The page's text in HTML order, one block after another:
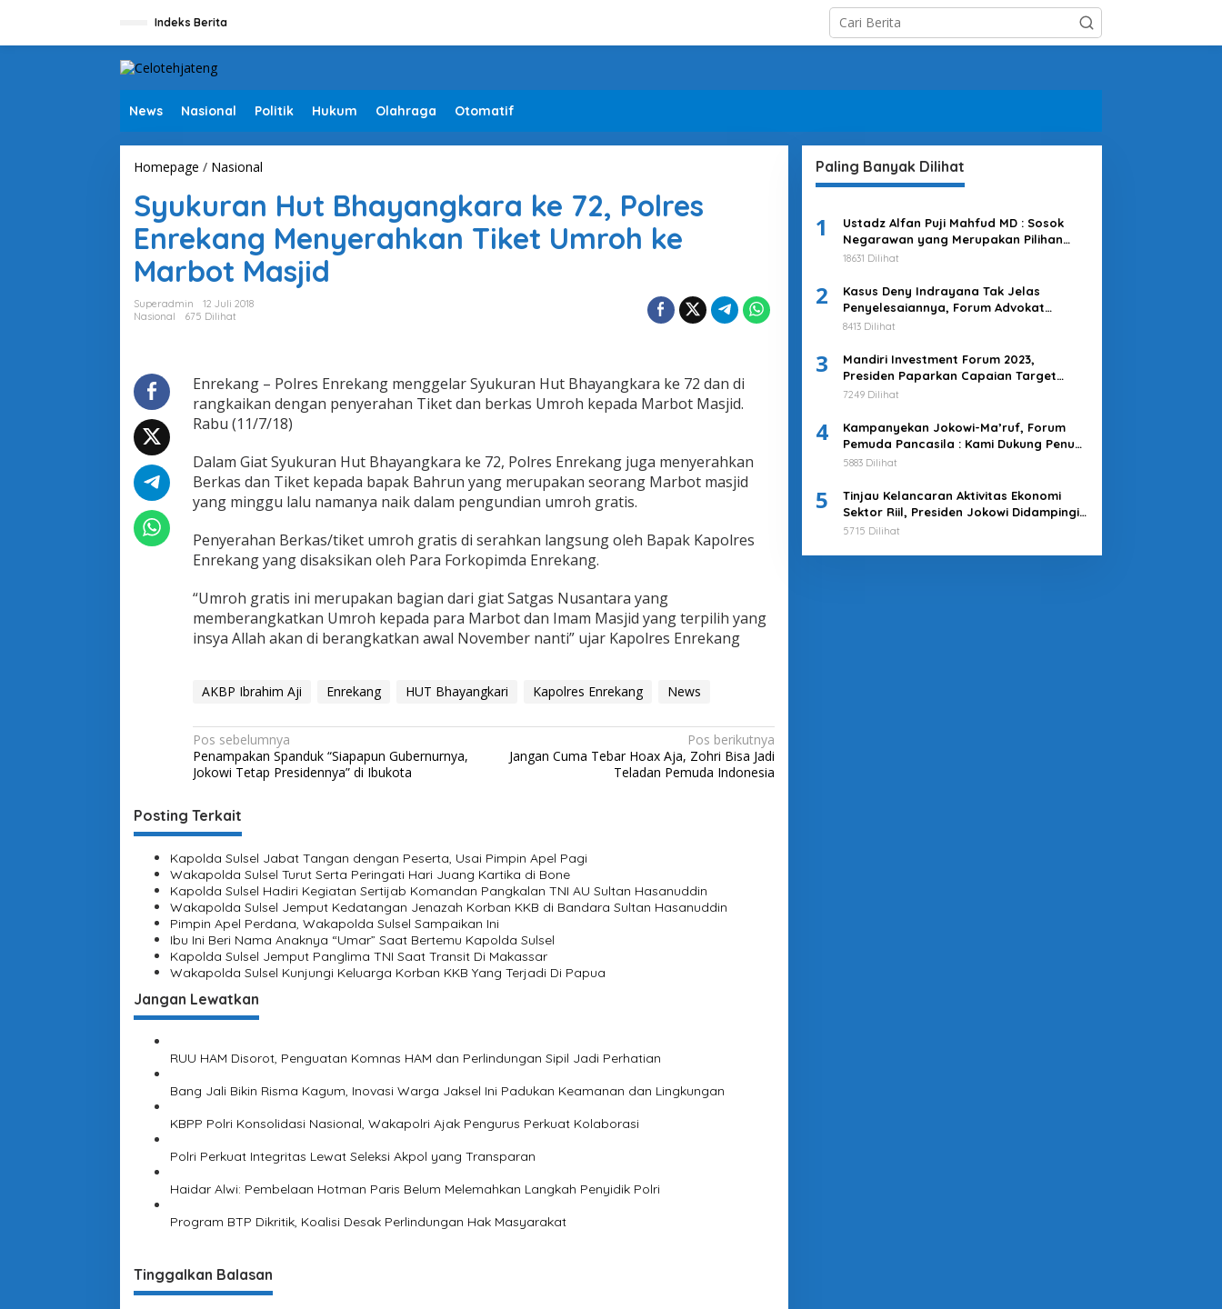
Indeks Berita
News Nasional Politik Hukum Olahraga Otomatif
Homepage / Nasional
u
k
u
r
a
n
a
n
k
a
a
e
7
,
P
o
l
s
n
r
e
k
e
n
y
e
r
a
h
k
e
t
U
r
h
e
M
a
o
t
Syukuran Hut Bhayangkara ke 72, Polres
Enrekang Menyerahkan Tiket Umroh ke
Marbot Masjid
Superadmin
12 Juli 2018
Nasional
675 Dilihat
Enrekang – Polres Enrekang menggelar Syukuran Hut Bhayangkara ke 72 dan di
rangkaikan dengan penyerahan Tiket dan berkas Umroh kepada Marbot Masjid.
Rabu (11/7/18)
Dalam Giat Syukuran Hut Bhayangkara ke 72, Polres Enrekang juga menyerahkan
Berkas dan Tiket kepada bapak Bahrun yang merupakan seorang Marbot masjid
yang minggu lalu namanya naik dalam pengundian umroh gratis.
Penyerahan Berkas/tiket umroh gratis di serahkan langsung oleh Bapak Kapolres
Enrekang yang disaksikan oleh Para Forkopimda Enrekang.
“Umroh gratis ini merupakan bagian dari giat Satgas Nusantara yang
memberangkatkan Umroh kepada para Marbot dan Imam Masjid yang terpilih yang
insya Allah akan di berangkatkan awal November nanti” ujar Kapolres Enrekang
AKBP Ibrahim Aji Enrekang HUT Bhayangkari Kapolres Enrekang News
N
a
i
g
a
s
i
p
o
s
Pos sebelumnya
Penampakan Spanduk “Siapapun Gubernurnya,
Jokowi Tetap Presidennya” di Ibukota
Pos berikutnya
Jangan Cuma Tebar Hoax Aja, Zohri Bisa Jadi
Teladan Pemuda Indonesia
Posting Terkait
Kapolda Sulsel Jabat Tangan dengan Peserta, Usai Pimpin Apel Pagi
Wakapolda Sulsel Turut Serta Peringati Hari Juang Kartika di Bone
Kapolda Sulsel Hadiri Kegiatan Sertijab Komandan Pangkalan TNI AU Sultan Hasanuddin
Wakapolda Sulsel Jemput Kedatangan Jenazah Korban KKB di Bandara Sultan Hasanuddin
Pimpin Apel Perdana, Wakapolda Sulsel Sampaikan Ini
Ibu Ini Beri Nama Anaknya “Umar” Saat Bertemu Kapolda Sulsel
Kapolda Sulsel Jemput Panglima TNI Saat Transit Di Makassar
Wakapolda Sulsel Kunjungi Keluarga Korban KKB Yang Terjadi Di Papua
Jangan Lewatkan
RUU HAM Disorot, Penguatan Komnas HAM dan Perlindungan Sipil Jadi Perhatian
Bang Jali Bikin Risma Kagum, Inovasi Warga Jaksel Ini Padukan Keamanan dan Lingkungan
KBPP Polri Konsolidasi Nasional, Wakapolri Ajak Pengurus Perkuat Kolaborasi
Polri Perkuat Integritas Lewat Seleksi Akpol yang Transparan
Haidar Alwi: Pembelaan Hotman Paris Belum Melemahkan Langkah Penyidik Polri
Program BTP Dikritik, Koalisi Desak Perlindungan Hak Masyarakat
Tinggalkan Balasan
Paling Banyak Dilihat
1
Ustadz Alfan Puji Mahfud MD : Sosok
Negarawan yang Merupakan Pilihan
Tepat
18631 Dilihat
2
Kasus Deny Indrayana Tak Jelas
Penyelesaiannya, Forum Advokat
Pengawal Demokrasi : Ayo Segera
8413 Dilihat
3
Mandiri Investment Forum 2023,
Presiden Paparkan Capaian Target
Investasi Indonesia
7249 Dilihat
4
Kampanyekan Jokowi-Ma’ruf, Forum
Pemuda Pancasila : Kami Dukung Penuh
Untuk Memimpin di 2019-2024
5883 Dilihat
5
Tinjau Kelancaran Aktivitas Ekonomi
Sektor Riil, Presiden Jokowi Didampingi
Pj Gubernur Heru Kunjungi Pasar Tanah
5715 Dilihat